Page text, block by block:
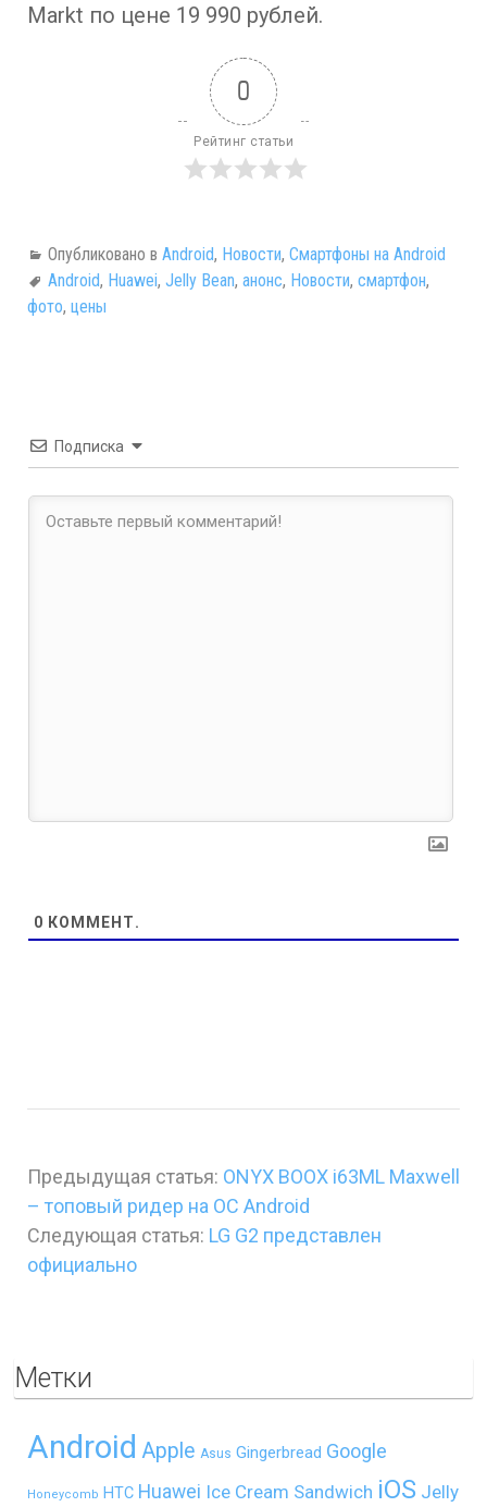
Markt по цене 19 990 рублей.
0
Рейтинг статьи
Опубликовано в Android, Новости, Смартфоны на Android
Android, Huawei, Jelly Bean, анонс, Новости, смартфон,
фото, цены
Подписка
0 КОММЕНТ.
Предыдущая статья: ONYX BOOX i63ML Maxwell
– топовый ридер на ОС Android
Следующая статья: LG G2 представлен
официально
Метки
Android Apple Asus Gingerbread Google
Honeycomb HTC Huawei Ice Cream Sandwich iOS Jelly